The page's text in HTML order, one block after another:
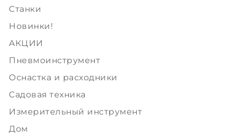
Станки
Новинки!
АКЦИИ
Пневмоинструмент
Оснастка и расходники
Садовая техника
Измерительный инструмент
Дом